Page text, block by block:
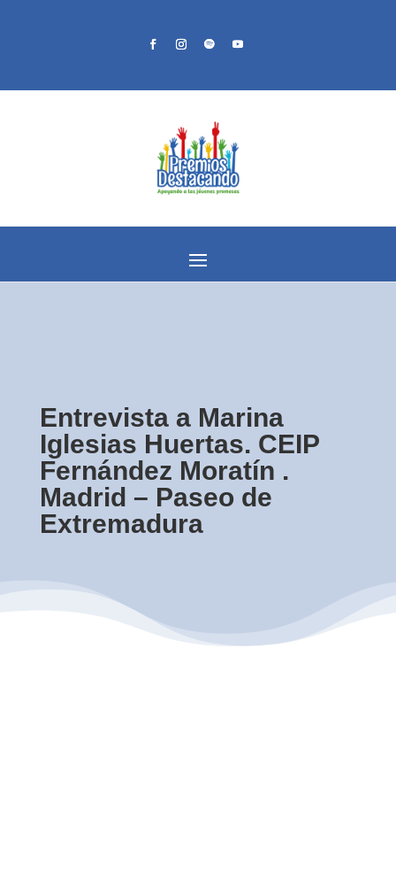
Entrevista a Marina
Iglesias Huertas. CEIP
Fernández Moratín .
Madrid – Paseo de
Extremadura